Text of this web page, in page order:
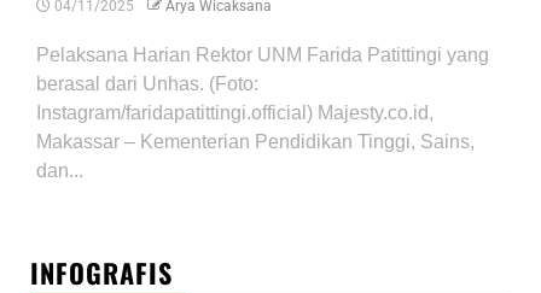
04/11/2025 Arya Wicaksana
Pelaksana Harian Rektor UNM Farida Patittingi yang
berasal dari Unhas. (Foto:
Instagram/faridapatittingi.official) Majesty.co.id,
Makassar – Kementerian Pendidikan Tinggi, Sains,
dan...
INFOGRAFIS